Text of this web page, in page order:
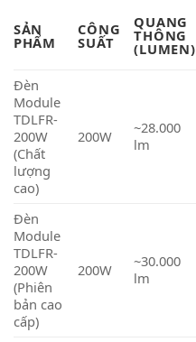
SẢN
PHẨM
CÔNG
SUẤT
QUANG
THÔNG
(LUMEN)
Đèn
Module
TDLFR-
200W
(Chất
lượng
cao)
200W
~28.000
lm
Đèn
Module
TDLFR-
200W
(Phiên
bản cao
cấp)
200W
~30.000
lm